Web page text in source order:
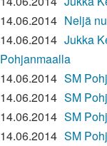
14.06.2014 Neljä
14.06.2014 Jukka
Pohjanmaalla
14.06.2014 SM
14.06.2014 SM
14.06.2014 SM
14.06.2014 SM